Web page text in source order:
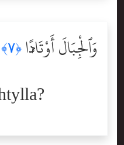
وَٱلْجِبَالَ أَوْتَادًۭا ﴿٧﴾